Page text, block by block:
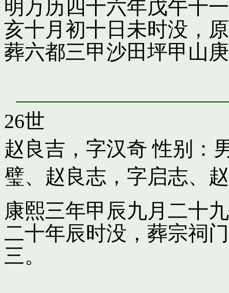
明万历四十六年戊午十
亥十月初十日未时没，
葬六都三甲沙田坪甲山
26世
赵良吉，字汉奇 性别：
璧、 赵良志，字启志、
康熙三年甲辰九月二十
二十年辰时没，葬宗祠
三。